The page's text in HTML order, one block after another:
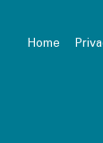
Home